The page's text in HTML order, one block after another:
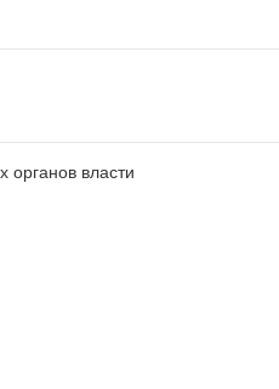
органов власти